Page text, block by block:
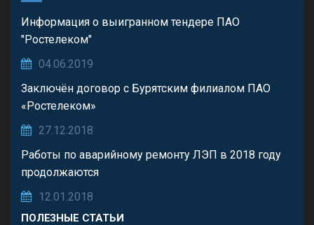
Информация о выигранном тендере ПАО
"Ростелеком"
04.06.2019
Заключён договор с Бурятским филиалом ПАО
«Ростелеком»
27.12.2018
Работы по аварийному ремонту ЛЭП в 2018 году
продолжаются
12.01.2018
ПОЛЕЗНЫЕ СТАТЬИ